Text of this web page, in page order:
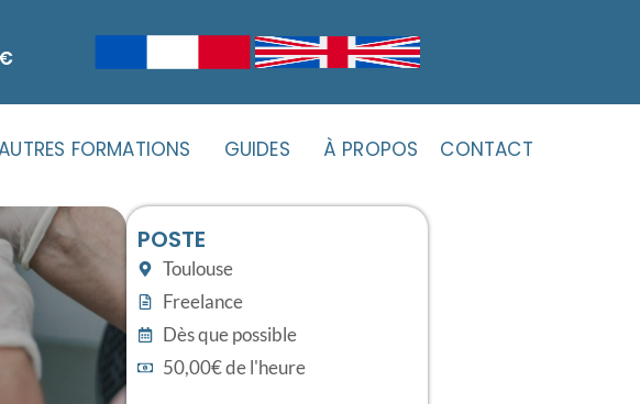
FORMATIONS GUIDES À PROPOS CONTACT
POSTE
Toulouse
Freelance
Dès que possible
50,00€ de l'heure